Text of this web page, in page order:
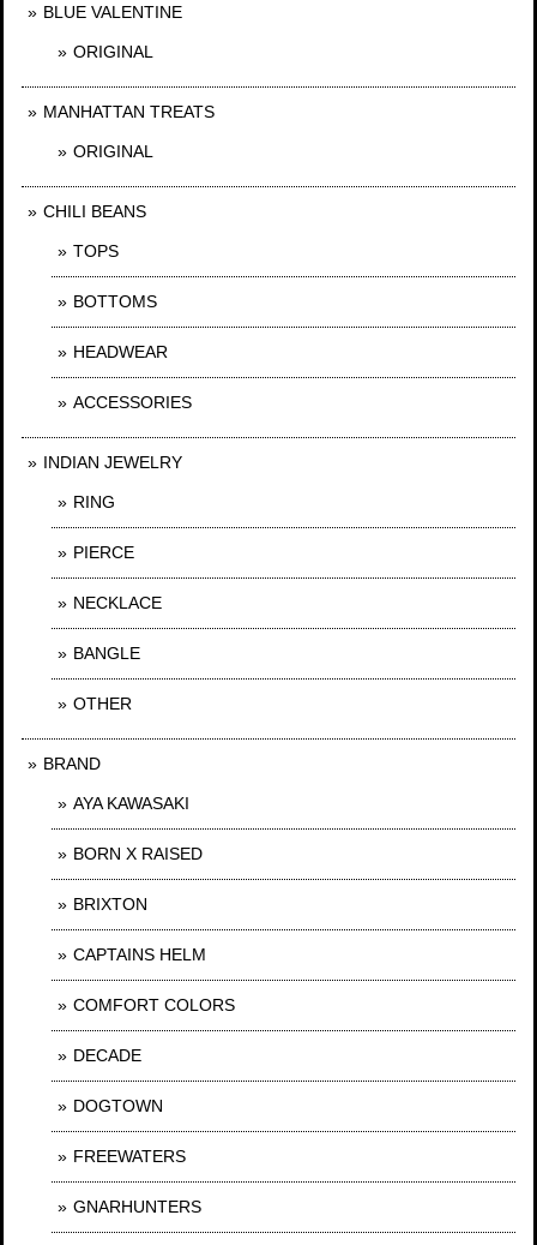
BLUE VALENTINE
ORIGINAL
MANHATTAN TREATS
ORIGINAL
CHILI BEANS
TOPS
BOTTOMS
HEADWEAR
ACCESSORIES
INDIAN JEWELRY
RING
PIERCE
NECKLACE
BANGLE
OTHER
BRAND
AYA KAWASAKI
BORN X RAISED
BRIXTON
CAPTAINS HELM
COMFORT COLORS
DECADE
DOGTOWN
FREEWATERS
GNARHUNTERS